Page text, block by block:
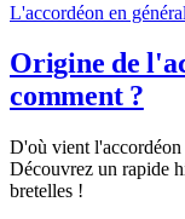
L'accordéon en général
Origine de
comment ?
D'où vient
Découvrez un rapide
bretelles !